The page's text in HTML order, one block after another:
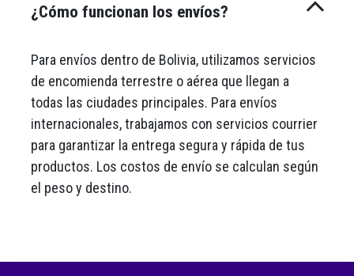
¿Cómo funcionan los envíos?
Para envíos dentro de Bolivia, utilizamos servicios
de encomienda terrestre o aérea que llegan a
todas las ciudades principales. Para envíos
internacionales, trabajamos con servicios courrier
para garantizar la entrega segura y rápida de tus
productos. Los costos de envío se calculan según
el peso y destino.